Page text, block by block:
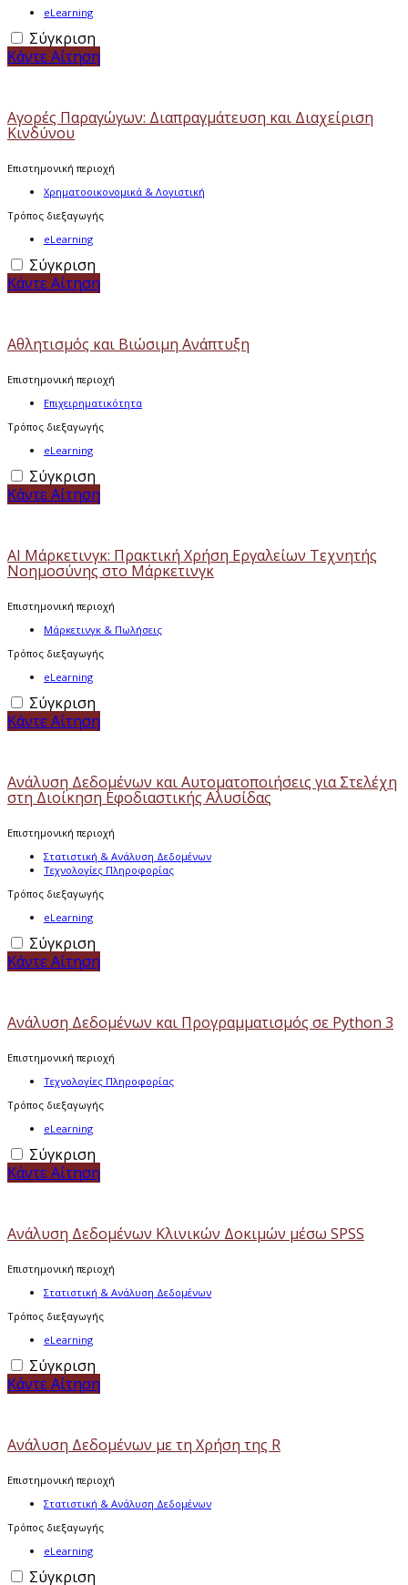
eLearning
Σύγκριση
Κάντε Αίτηση
Αγορές Παραγώγων: Διαπραγμάτευση και Διαχείριση
Κινδύνου
Επιστημονική περιοχή
Χρηματοοικονομικά & Λογιστική
Τρόπος διεξαγωγής
eLearning
Σύγκριση
Κάντε Αίτηση
Αθλητισμός και Βιώσιμη Ανάπτυξη
Επιστημονική περιοχή
Επιχειρηματικότητα
Τρόπος διεξαγωγής
eLearning
Σύγκριση
Κάντε Αίτηση
ΑΙ Μάρκετινγκ: Πρακτική Χρήση Εργαλείων Τεχνητής
Νοημοσύνης στο Μάρκετινγκ
Επιστημονική περιοχή
Μάρκετινγκ & Πωλήσεις
Τρόπος διεξαγωγής
eLearning
Σύγκριση
Κάντε Αίτηση
Ανάλυση Δεδομένων και Αυτοματοποιήσεις για Στελέχη
στη Διοίκηση Εφοδιαστικής Αλυσίδας
Επιστημονική περιοχή
Στατιστική & Ανάλυση Δεδομένων
Τεχνολογίες Πληροφορίας
Τρόπος διεξαγωγής
eLearning
Σύγκριση
Κάντε Αίτηση
Ανάλυση Δεδομένων και Προγραμματισμός σε Python 3
Επιστημονική περιοχή
Τεχνολογίες Πληροφορίας
Τρόπος διεξαγωγής
eLearning
Σύγκριση
Κάντε Αίτηση
Ανάλυση Δεδομένων Κλινικών Δοκιμών μέσω SPSS
Επιστημονική περιοχή
Στατιστική & Ανάλυση Δεδομένων
Τρόπος διεξαγωγής
eLearning
Σύγκριση
Κάντε Αίτηση
Ανάλυση Δεδομένων με τη Χρήση της R
Επιστημονική περιοχή
Στατιστική & Ανάλυση Δεδομένων
Τρόπος διεξαγωγής
eLearning
Σύγκριση